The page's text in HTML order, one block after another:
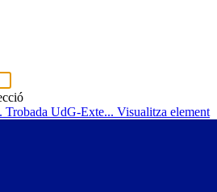
Trobada UdG-Exte... Visualitza element